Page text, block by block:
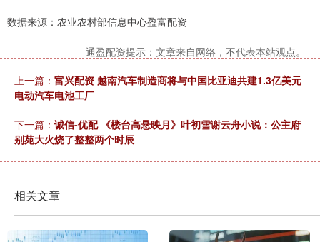
数据来源：农业农村部信息中心盈富配资
通盈配资提示：文章来自网络，不代表本站观点。
上一篇： 富兴配资 越南汽车制造商将与中国比亚迪共建1.3亿美元
电动汽车电池工厂
下一篇： 诚信-优配 《楼台高悬映月》叶初雪谢云舟小说：公主府
别苑大火烧了整整两个时辰
相关文章